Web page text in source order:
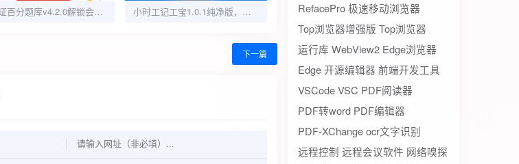
电工证百分题库v4.2.0解锁会员电工考证刷题备考 小时工记工宝1.0.1纯净版，去除广告，记工更轻松！
下一篇
RefacePro极速移动浏览器
Top浏览器增强版 Top浏览器
运行库 WebView2 Edge浏览器
Edge开源编辑器 前端开发工具
VSCodeVSC PDF阅读器
PDF转word PDF编辑器
PDF-XChangeocr文字识别
远程控制 远程会议软件 网络嗅探